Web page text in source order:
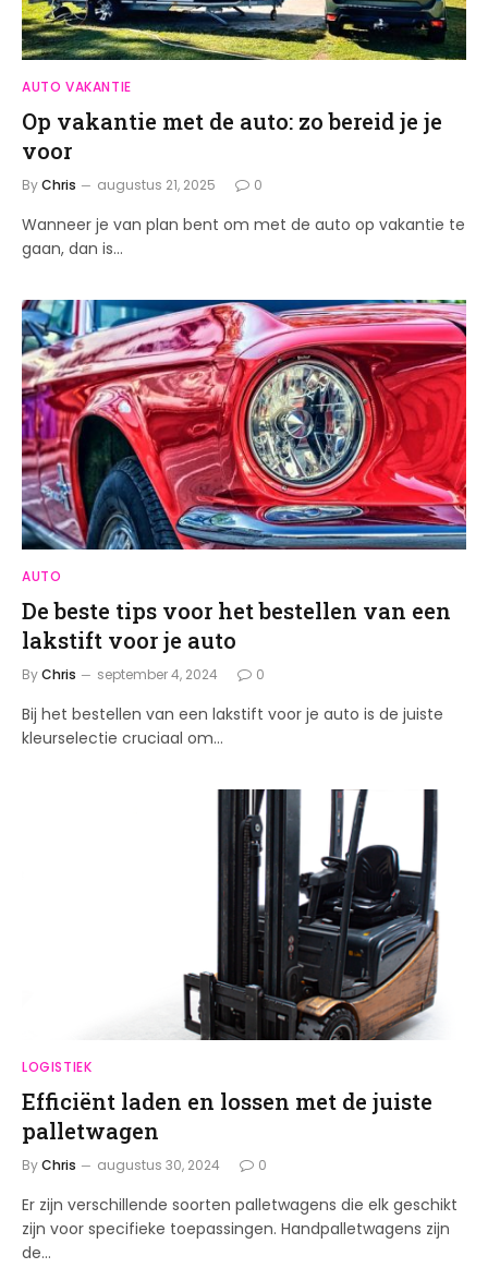
AUTO VAKANTIE
Op vakantie met de auto: zo bereid je je
voor
ByChris augustus 21, 2025 0
Wanneer je van plan bent om met de auto op vakantie te
gaan, dan is…
AUTO
De beste tips voor het bestellen van een
lakstift voor je auto
ByChris september 4, 2024 0
Bij het bestellen van een lakstift voor je auto is de juiste
kleurselectie cruciaal om…
LOGISTIEK
Efficiënt laden en lossen met de juiste
palletwagen
ByChris augustus 30, 2024 0
Er zijn verschillende soorten palletwagens die elk geschikt
zijn voor specifieke toepassingen. Handpalletwagens zijn
de…